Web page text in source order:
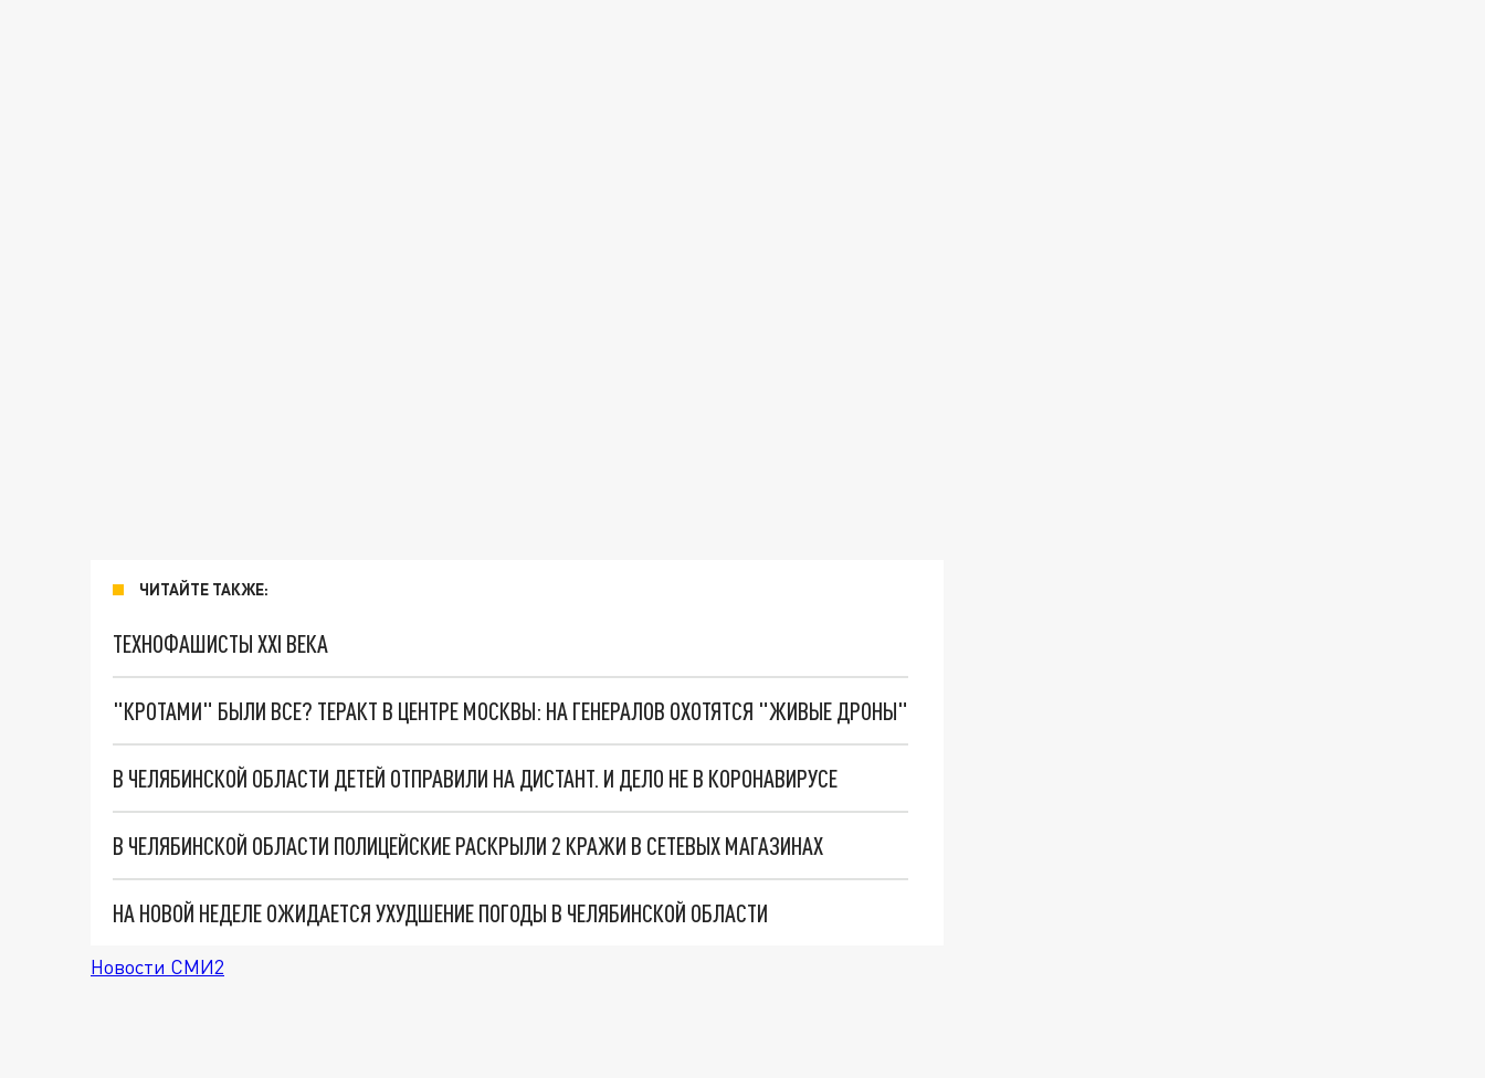
ЧИТАЙТЕ ТАКЖЕ:
ТЕХНОФАШИСТЫ XXI ВЕКА
"КРОТАМИ" БЫЛИ ВСЕ? ТЕРАКТ В ЦЕНТРЕ МОСКВЫ: НА ГЕНЕРАЛОВ ОХОТЯТСЯ "ЖИВЫЕ ДРОНЫ"
В ЧЕЛЯБИНСКОЙ ОБЛАСТИ ДЕТЕЙ ОТПРАВИЛИ НА ДИСТАНТ. И ДЕЛО НЕ В КОРОНАВИРУСЕ
В ЧЕЛЯБИНСКОЙ ОБЛАСТИ ПОЛИЦЕЙСКИЕ РАСКРЫЛИ 2 КРАЖИ В СЕТЕВЫХ МАГАЗИНАХ
НА НОВОЙ НЕДЕЛЕ ОЖИДАЕТСЯ УХУДШЕНИЕ ПОГОДЫ В ЧЕЛЯБИНСКОЙ ОБЛАСТИ
Новости СМИ2